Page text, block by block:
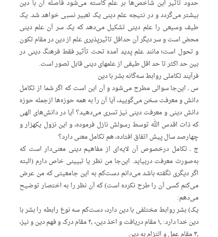
حدود تأثیر این شاخص‌ها بر علم کاسته می‌شود فاصله آن با دین
بیشتر می‌گردد و در نتیجه علم دینی یک تعبیر نسبی خواهد شد. یک
طیف وسیعی را علم دینی تشکیل می‌دهد که یک سر آن علم دینی
محض است و سر دیگر آن حداقل تاثیرپذیری علم از دین در مقام تکون
و تحول است؛ مانند علم پدید آمده تحت تأثیر فقط فرهنگ دینی در
بین حد اکثر تا حد اقل طیفی از علمهای دینی قابل تصور است.
فرآیند تکاملی روابط سه‌گانه بشر با دین
س ـ این‌جا سوالی مطرح می‌شود و آن این است که اگر شما از تکامل
دانش و معرفت سخن می‌گویید، آیا آن را به همه حوزه‌ها ازجمله حوزه
دانش دینی و معرفت دینی نیز تسری می‌دهید؟ آیا در دانش‌های الهی
که ذات اقدس الله توسط رسولش نازل فرموده، و این نزول یکهزار و
چهارصد سال پیش اتفاق افتاده، هم تکامل معنی دارد؟
ج ـ تکامل درخصوص آن لایه‌ای از مفاهیم دینی معنی‌‌دار است که
به‌صورت معرفت دربیاید. این‌جا من نظر یا تبیینی خاص دارم (البته
اگر دیگری نگفته باشد می‌دانم دست‌کم به این جامعیتی که من عرض
می‌کنم کسی آن را طرح نکرده است) که آن نظر را به اختصار توضیح
می‌دهم:
یک) بشر روابط مختلفی با دین دارد، دست‌کم سه نوع رابطه را بشر با
دین خدا دارد: ۱٫ مقام دریافت و اخذ دین، ۲٫ مقام درک و فهم دین و نیز،
۳٫ مقام عمل و التزام به دین.